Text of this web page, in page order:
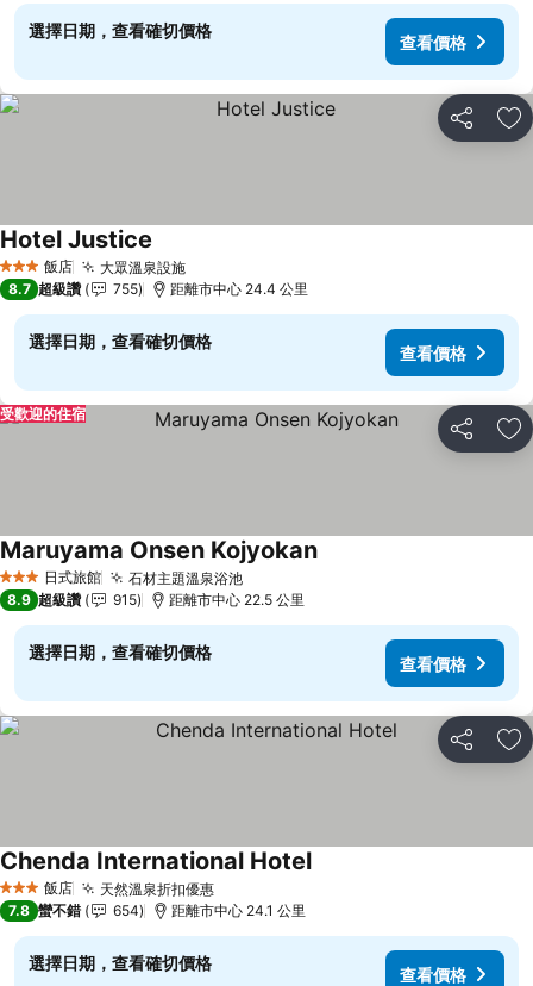
選擇日期，查看確切價格
查看價格
分享 加
3 星級 飯店 大眾溫泉設施查看價格
Hotel Justice
8.7 超級讚 755 距離市中心 24.4 公里
選擇日期，查看確切價格
查看價格
分享 加
受歡迎的住宿
3 星級 日式旅館 石材主題溫泉浴池查看價格
Maruyama Onsen Kojyokan查看價格
8.9 超級讚 915 距離市中心 22.5 公里
選擇日期，查看確切價格
查看價格
分享 加
3 星級 飯店 天然溫泉折扣優惠查看價格
Chenda International Hotel查看價格
7.8 蠻不錯 654 距離市中心 24.1 公里
選擇日期，查看確切價格
查看價格